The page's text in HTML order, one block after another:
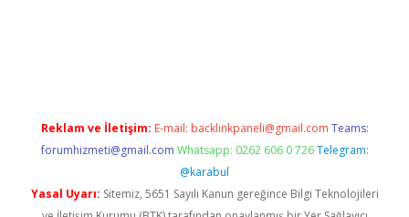
Reklam ve İletişim: E-mail: backlinkpaneli@gmail.com Teams:
forumhizmeti@gmail.com Whatsapp: 0262 606 0 726 Telegram:
@karabul
Yasal Uyarı: Sitemiz, 5651 Sayılı Kanun gereğince Bilgi Teknolojileri